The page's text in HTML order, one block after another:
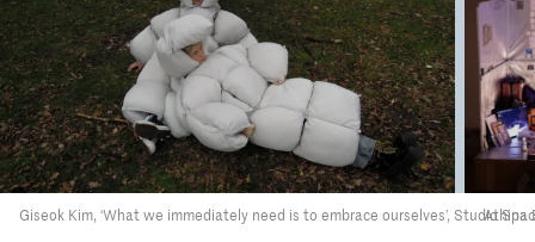
Giseok Kim, ‘What we immediately need is to embrace ourselves’, StudioAthina